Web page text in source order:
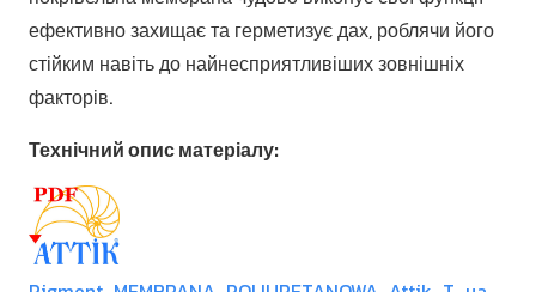
ефективно захищає та герметизує дах, роблячи його
стійким навіть до найнесприятливіших зовнішніх
факторів.
Технічний опис матеріалу: